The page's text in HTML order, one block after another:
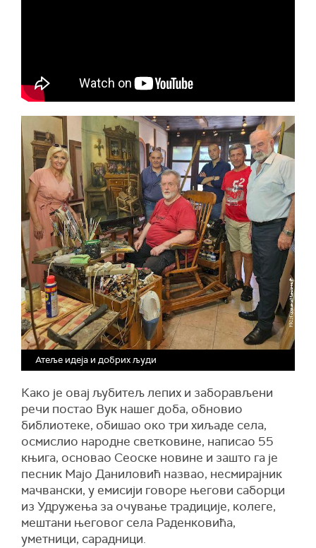
Атеље идеја и добрих људи
Како је овај љубитељ лепих и заборављени
речи постао Вук нашег доба, обновио
библиотеке, обишао око три хиљаде села,
осмислио народне светковине, написао 55
књига, основао Сеоске новине и зашто га је
песник Мајо Даниловић назвао, несмирајник
мачвански, у емисији говоре његови саборци
из Удружења за очување традиције, колеге,
мештани његовог села Раденковића,
уметници, сарадници.